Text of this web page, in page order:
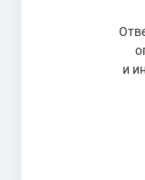
Инкрустация
ограниченных
Палау сохраняют
портретом главы
реверс с
гладкий — в
и